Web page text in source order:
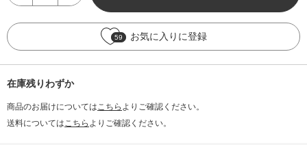
59 お気に入りに登録
在庫残りわずか
商品のお届けについてはこちら よりご確認ください。
送料についてはこちら よりご確認ください。